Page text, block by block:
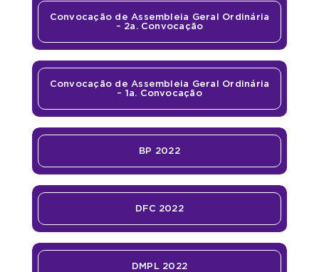
Convocação de Assembleia Geral Ordinária
– 2a. Convocação
Convocação de Assembleia Geral Ordinária
– 1a. Convocação
BP 2022
DFC 2022
DMPL 2022